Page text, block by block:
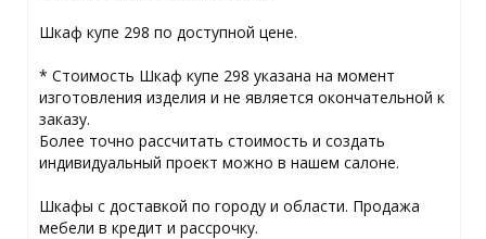
Шкаф купе 298 по доступной цене.
* Стоимость Шкаф купе 298 указана на момент
изготовления изделия и не является окончательной к
заказу.
Более точно рассчитать стоимость и создать
индивидуальный проект можно в нашем салоне.
Шкафы с доставкой по городу и области. Продажа
мебели в кредит и рассрочку.